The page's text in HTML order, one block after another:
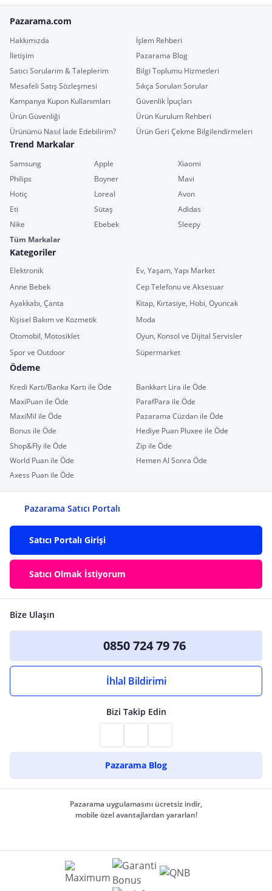
Pazarama.com
Hakkımızda
İşlem Rehberi
İletişim
Pazarama Blog
Satıcı Sorularım & Taleplerim
Bilgi Toplumu Hizmetleri
Mesafeli Satış Sözleşmesi
Sıkça Sorulan Sorular
Kampanya Kupon Kullanımları
Güvenlik İpuçları
Ürün Güvenliği
Ürün Kurulum Rehberi
Ürünümü Nasıl İade Edebilirim?
Ürün Geri Çekme Bilgilendirmeleri
Trend Markalar
Samsung Apple
Xiaomi
Philips
Boyner
Mavi
Hotiç
Loreal
Avon
Eti
Sütaş
Adidas
Nike
Ebebek
Sleepy
Tüm Markalar
Kategoriler
Elektronik
Ev, Yaşam, Yapı Market
Anne Bebek
Cep Telefonu ve Aksesuar
Ayakkabı, Çanta
Kitap, Kırtasiye, Hobi, Oyuncak
Kişisel Bakım ve Kozmetik
Moda
Otomobil, Motosiklet
Oyun, Konsol ve Dijital Servisler
Spor ve Outdoor
Süpermarket
Ödeme
Kredi Kartı/Banka Kartı ile Öde
Bankkart Lira ile Öde
MaxiPuan ile Öde
ParafPara ile Öde
MaxiMil ile Öde
Pazarama Cüzdan ile Öde
Bonus ile Öde
Hediye Puan Pluxee ile Öde
Shop&Fly ile Öde
Zip ile Öde
World Puan ile Öde
Hemen Al Sonra Öde
Axess Puan ile Öde
Pazarama Satıcı Portalı
Satıcı Portalı Girişi
Satıcı Olmak İstiyorum
Bize Ulaşın
0850 724 79 76
İhlal Bildirimi
Bizi Takip Edin
Pazarama Blog
Pazarama uygulamasını ücretsiz indir,
mobile özel avantajlardan yararlan!